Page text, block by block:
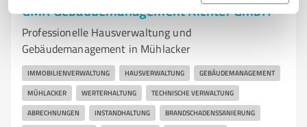
GMR Gebäudemanagement Richter GmbH
Professionelle Hausverwaltung und
Gebäudemanagement in Mühlacker
IMMOBILIENVERWALTUNG HAUSVERWALTUNG GEBÄUDEMANAGEMENT
MÜHLACKER WERTERHALTUNG TECHNISCHE VERWALTUNG
ABRECHNUNGEN INSTANDHALTUNG BRANDSCHADENSSANIERUNG